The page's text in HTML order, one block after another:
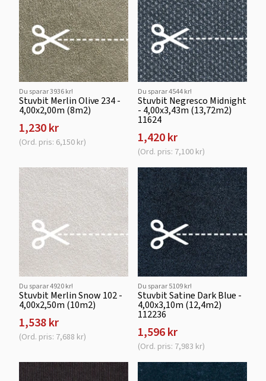
Du sparar 3936 kr!
Stuvbit Merlin Olive 234 -
4,00x2,00m (8m2)
1,230 kr
(Ord. pris: 6,150 kr)
Du sparar 4544 kr!
Stuvbit Negresco Midnight
- 4,00x3,43m (13,72m2)
11624
1,420 kr
(Ord. pris: 7,100 kr)
Du sparar 4920 kr!
Stuvbit Merlin Snow 102 -
4,00x2,50m (10m2)
1,538 kr
(Ord. pris: 7,688 kr)
Du sparar 5109 kr!
Stuvbit Satine Dark Blue -
4,00x3,10m (12,4m2)
112236
1,596 kr
(Ord. pris: 7,983 kr)